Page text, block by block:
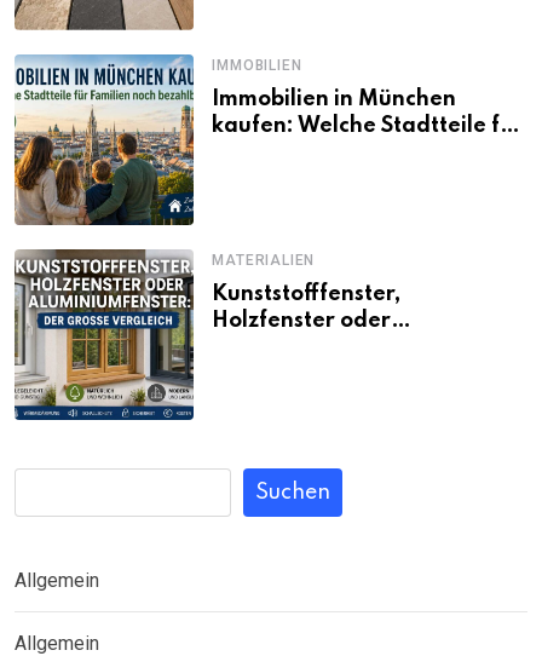
IMMOBILIEN
Immobilien in München
kaufen: Welche Stadtteile für
MATERIALIEN
Kunststofffenster,
Holzfenster oder
Suchen
Allgemein
Allgemein